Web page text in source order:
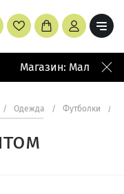
Магазин: Малая
/ Одежда / Футболки /